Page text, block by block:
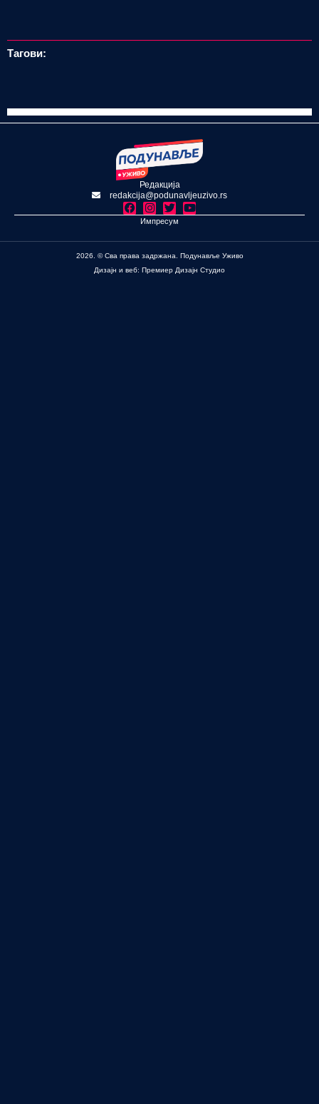
Тагови:
Редакција
redakcija@podunavljeuzivo.rs
Импресум
2026. © Сва права задржана. Подунавље Уживо
Дизајн и веб: Премиер Дизајн Студио